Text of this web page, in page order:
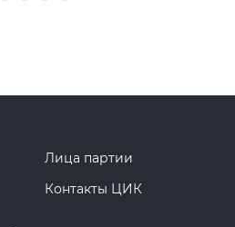
Лица партии
Контакты ЦИК